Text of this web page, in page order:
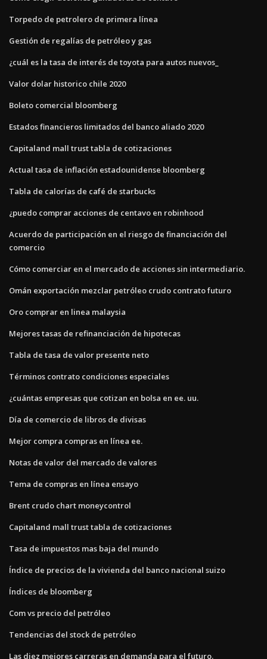
Torpedo de petrolero de primera línea
Gestión de regalías de petróleo y gas
¿cuál es la tasa de interés de toyota para autos nuevos_
Valor dolar historico chile 2020
Boleto comercial bloomberg
Estados financieros limitados del banco aliado 2020
Capitaland mall trust tabla de cotizaciones
Actual tasa de inflación estadounidense bloomberg
Tabla de calorías de café de starbucks
¿puedo comprar acciones de centavo en robinhood
Acuerdo de participación en el riesgo de financiación del
comercio
Cómo comerciar en el mercado de acciones sin intermediario.
Omán exportación mezclar petróleo crudo contrato futuro
Oro comprar en linea malaysia
Mejores tasas de refinanciación de hipotecas
Tabla de tasa de valor presente neto
Términos contrato condiciones especiales
¿cuántas empresas que cotizan en bolsa en ee. uu.
Día de comercio de libros de divisas
Mejor compra compras en línea ee.
Notas de valor del mercado de valores
Tema de compras en línea ensayo
Brent crudo chart moneycontrol
Capitaland mall trust tabla de cotizaciones
Tasa de impuestos mas baja del mundo
Índice de precios de la vivienda del banco nacional suizo
Índices de bloomberg
Com vs precio del petróleo
Tendencias del stock de petróleo
Las diez mejores carreras en demanda para el futuro.